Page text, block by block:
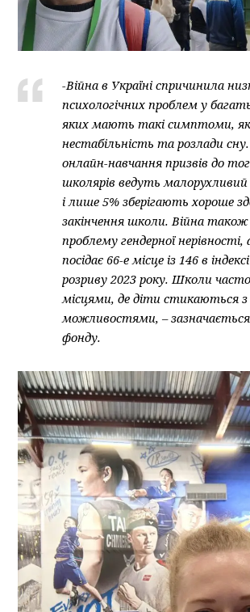
-Війна в Україні спричинила
психологічних проблем у
яких мають такі симптоми,
нестабільність та розлади
онлайн-навчання призвів до
школярів ведуть
і лише 5% зберігають хороше
закінчення школи. Війна
проблему гендерної
посідає 66-е місце із 146 в
розриву 2023 року. Школи
місцями, де діти стикаються з
можливостями, –
фонду.